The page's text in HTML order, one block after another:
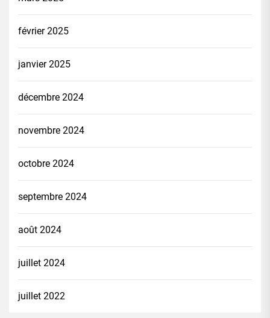
février 2025
janvier 2025
décembre 2024
novembre 2024
octobre 2024
septembre 2024
août 2024
juillet 2024
juillet 2022